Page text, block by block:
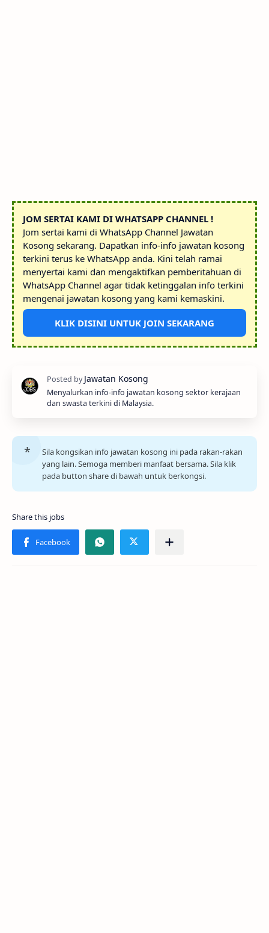
JOM SERTAI KAMI DI WHATSAPP CHANNEL !
Jom sertai kami di WhatsApp Channel Jawatan
Kosong sekarang. Dapatkan info-info jawatan kosong
terkini terus ke WhatsApp anda. Kini telah ramai
menyertai kami dan mengaktifkan pemberitahuan di
WhatsApp Channel agar tidak ketinggalan info terkini
mengenai jawatan kosong yang kami kemaskini.
KLIK DISINI UNTUK JOIN SEKARANG
Menyalurkan info-info jawatan kosong sektor kerajaan
dan swasta terkini di Malaysia.
Sila kongsikan info jawatan kosong ini pada rakan-rakan
yang lain. Semoga memberi manfaat bersama. Sila klik
pada button share di bawah untuk berkongsi.